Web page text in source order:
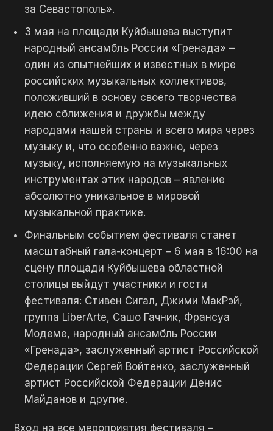
за Севастополь».
3 мая на площади Куйбышева выступит
народный ансамбль России «Гренада» –
один из опытнейших и известных в мире
российских музыкальных коллективов,
положивший в основу своего творчества
идею сближения и дружбы между
народами нашей страны и всего мира через
музыку и, что особенно важно, через
музыку, исполняемую на музыкальных
инструментах этих народов – явление
абсолютно уникальное в мировой
музыкальной практике.
Финальным событием фестиваля станет
масштабный гала-концерт – 6 мая в 16:00 на
сцену площади Куйбышева областной
столицы выйдут участники и гости
фестиваля: Стивен Сигал, Джими МакРэй,
группа LiberАrte, Сашо Гачник, Франсуа
Модеме, народный ансамбль России
«Гренада», заслуженный артист Российской
Федерации Сергей Войтенко, заслуженный
артист Российской Федерации Денис
Майданов и другие.
Вход на все мероприятия фестиваля –